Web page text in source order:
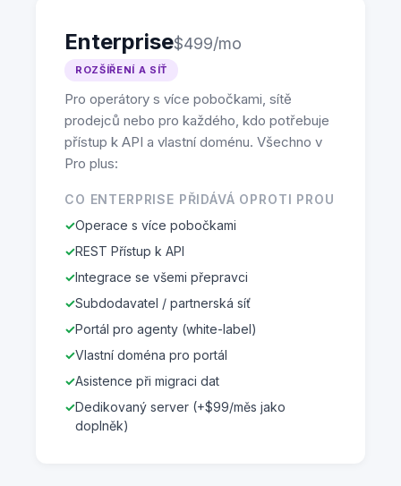
Enterprise$499/mo
ROZŠÍŘENÍ A SÍŤ
Pro operátory s více pobočkami, sítě
prodejců nebo pro každého, kdo potřebuje
přístup k API a vlastní doménu. Všechno v
Pro plus:
CO ENTERPRISE PŘIDÁVÁ OPROTI PROU
Operace s více pobočkami
REST Přístup k API
Integrace se všemi přepravci
Subdodavatel / partnerská síť
Portál pro agenty (white-label)
Vlastní doména pro portál
Asistence při migraci dat
Dedikovaný server (+$99/měs jako
doplněk)